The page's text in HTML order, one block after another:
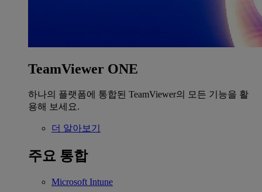
TeamViewer ONE
하나의 플랫폼에 통합된 TeamViewer의 모든 기능을 활
용해 보세요.
더 알아보기
주요 통합
Microsoft Intune